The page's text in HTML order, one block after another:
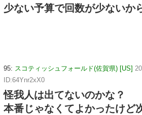
少ない予算で回数が少ないか
95: スコティッシュフォールド(佐賀県) [US]
ID:64Ynr2xX0
怪我人は出てないのかな？
本番じゃなくてよかったけど